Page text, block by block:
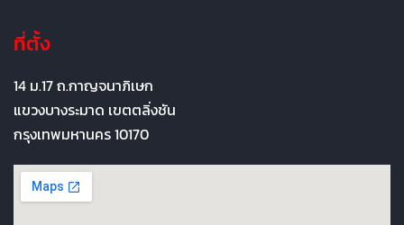
ที่ตั้ง
14 ม.17 ถ.กาญจนาภิเษก
แขวงบางระมาด เขตตลิ่งชัน
กรุงเทพมหานคร 10170